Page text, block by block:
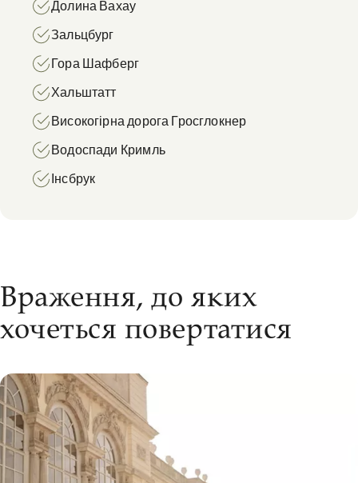
Долина Вахау
Зальцбург
Гора Шафберг
Хальштатт
Високогірна дорога Гросглокнер
Водоспади Кримль
Інсбрук
Враження, до яких
хочеться повертатися